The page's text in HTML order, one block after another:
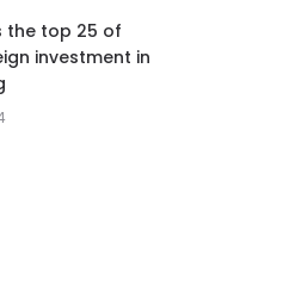
the top 25 of
investment in